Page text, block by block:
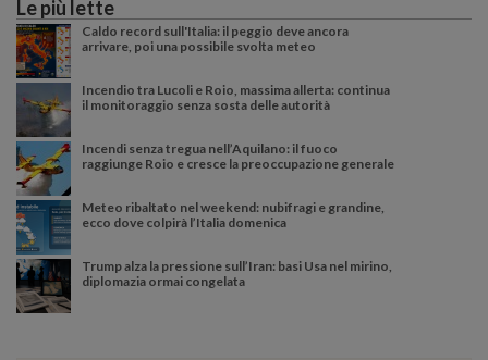
Le più lette
Caldo record sull'Italia: il peggio deve ancora
arrivare, poi una possibile svolta meteo
Incendio tra Lucoli e Roio, massima allerta: continua
il monitoraggio senza sosta delle autorità
Incendi senza tregua nell’Aquilano: il fuoco
raggiunge Roio e cresce la preoccupazione generale
Meteo ribaltato nel weekend: nubifragi e grandine,
ecco dove colpirà l’Italia domenica
Trump alza la pressione sull’Iran: basi Usa nel mirino,
diplomazia ormai congelata